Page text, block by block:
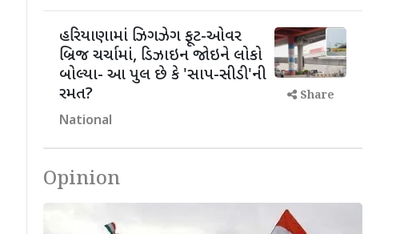
હરિયાણામાં ઝિગઝેગ ફૂટ-ઓવર
બ્રિજ ચર્ચામાં, ડિઝાઇન જોઇને લોકો
બોલ્યા- આ પુલ છે કે 'સાપ-સીડી'ની
રમત?
National
Share
Opinion